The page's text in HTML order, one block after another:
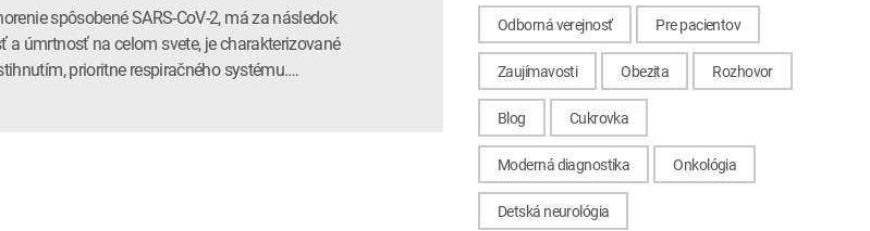
spôsobené SARS-CoV-2, má za následok
úmrtnosť na celom svete, je charakterizované
prioritne respiračného systému.…
Odborná verejnosť Pre pacientov
Zaujímavosti Obezita Rozhovor
Blog Cukrovka
Moderná diagnostika Onkológia
Detská neurológia